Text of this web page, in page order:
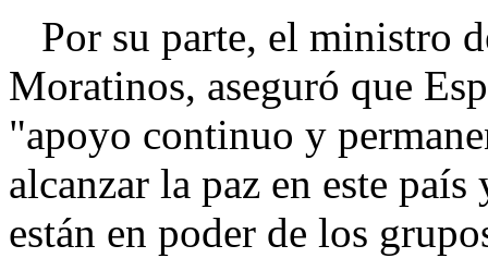
Por su parte, el ministro
Moratinos, aseguró que
"apoyo continuo y
alcanzar la paz en este
están en poder de los